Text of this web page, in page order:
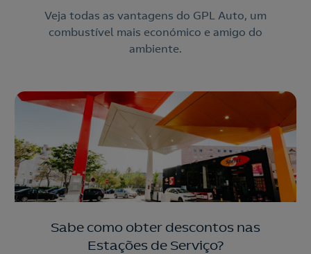
Veja todas as vantagens do GPL Auto, um
combustível mais económico e amigo do
ambiente.
Sabe como obter descontos nas
Estações de Serviço?